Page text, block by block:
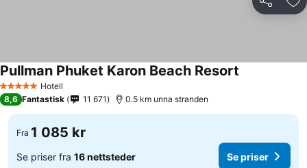
Del
5 Stjerner Hotell
Pullman Phuket Karon Beach Resort
8,6 Fantastisk 11 671 0.5 km unna stranden
Fra 1 085 kr
Se priser fra 16 nettsteder Se priser